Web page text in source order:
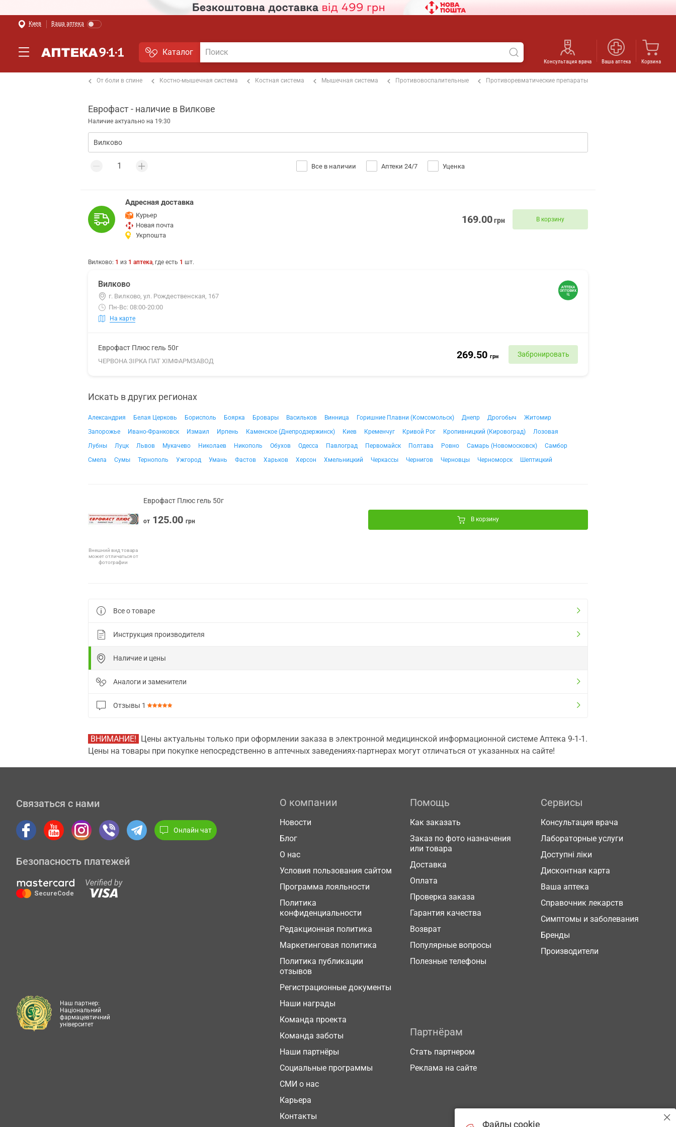
Киев Ваша аптека
Каталог
Консультация врача Ваша аптека Корзина
От боли в спине Костно-мышечная система Костная система Мышечная система Противовоспалительные Противоревматические препараты
Еврофаст - наличие в Вилкове
Наличие актуально на 19:30
Все в наличии Аптеки 24/7 Уценка
Адресная доставка
Курьер
Новая почта
Укрпошта
169.00грн В корзину
Вилково: 1 из 1 аптека, где есть 1 шт.
Вилково
г. Вилково, ул. Рождественская, 167
Пн-Вс: 08:00-20:00
На карте
Еврофаст Плюс гель 50г
ЧЕРВОНА ЗІРКА ПАТ ХІМФАРМЗАВОД
269.50 грн Забронировать
Искать в других регионах
Александрия Белая Церковь Борисполь Боярка Бровары Васильков Винница Горишние Плавни (Комсомольск) Днепр Дрогобыч
Житомир
Запорожье
Ивано-Франковск Измаил Ирпень Каменское (Днепродзержинск) Киев Кременчуг Кривой Рог Кропивницкий (Кировоград)
Лозовая
Лубны
Луцк Львов Мукачево Николаев Никополь Обухов Одесса Павлоград Первомайск Полтава Ровно Самарь (Новомосковск)
Самбор
Смела
Сумы Тернополь Ужгород Умань Фастов Харьков Херсон Хмельницкий Черкассы Чернигов Черновцы Черноморск Шептицкий
Внешний вид товара
может отличаться от
фотографии
Еврофаст Плюс гель 50г
от 125.00 грн В корзину
Все о товаре
Инструкция производителя
Наличие и цены
Аналоги и заменители
Отзывы 1
ВНИМАНИЕ! Цены актуальны только при оформлении заказа в электронной медицинской информационной системе Аптека 9-1-1.
Цены на товары при покупке непосредственно в аптечных заведениях-партнерах могут отличаться от указанных на сайте!
Связаться с нами
Онлайн чат
Безопасность платежей
О компании
Новости
Блог
О нас
Условия пользования сайтом
Программа лояльности
Политика
конфиденциальности
Редакционная политика
Маркетинговая политика
Политика публикации
отзывов
Регистрационные документы
Наши награды
Команда проекта
Команда заботы
Наши партнёры
Социальные программы
СМИ о нас
Карьера
Контакты
Помощь
Как заказать
Заказ по фото назначения
или товара
Доставка
Оплата
Проверка заказа
Гарантия качества
Возврат
Популярные вопросы
Полезные телефоны
Сервисы
Консультация врача
Лабораторные услуги
Доступні ліки
Дисконтная карта
Ваша аптека
Справочник лекарств
Симптомы и заболевания
Бренды
Производители
Партнёрам
Стать партнером
Реклама на сайте
Наш партнер:
Національний
фармацевтичний
університет
Файлы cookie